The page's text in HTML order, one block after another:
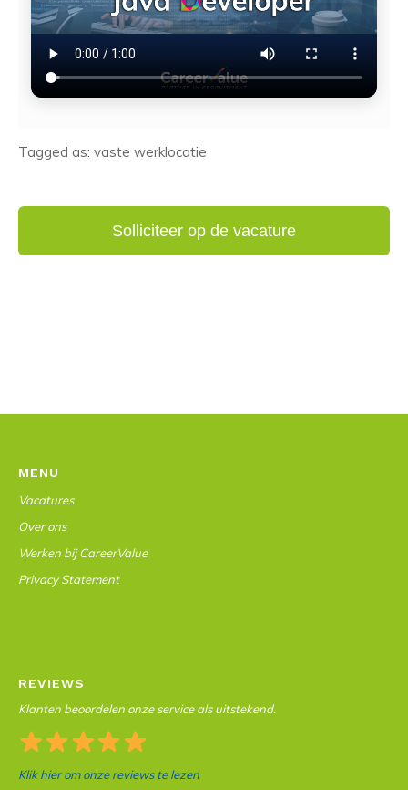
Tagged as: vaste werklocatie
MENU
Vacatures
Over ons
Werken bij CareerValue
Privacy Statement
REVIEWS
Klanten beoordelen onze service als uitstekend.
Klik hier om onze reviews te lezen